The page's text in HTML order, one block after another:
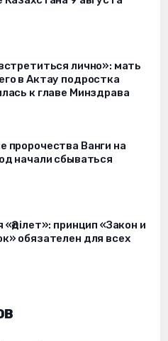
лично»: мать
в Актау подростка
к главе Минздрава
пророчества Ванги на
начали сбываться
«Әділет»: принцип «Закон и
обязателен для всех